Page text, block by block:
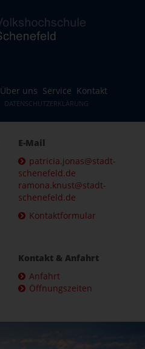
Über uns Service Kontakt
DATENSCHUTZERKLÄRUNG
E-Mail
patricia.jonas@stadt-
schenefeld.de
ramona.knust@stadt-
schenefeld.de
Kontaktformular
Kontakt & Anfahrt
Anfahrt
Öffnungszeiten